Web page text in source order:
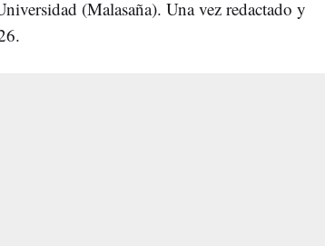
(Malasaña). Una vez redactado y